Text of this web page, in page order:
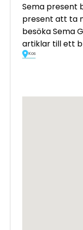
Sema present
present att ta
besöka Sema
artiklar till ett
Kos